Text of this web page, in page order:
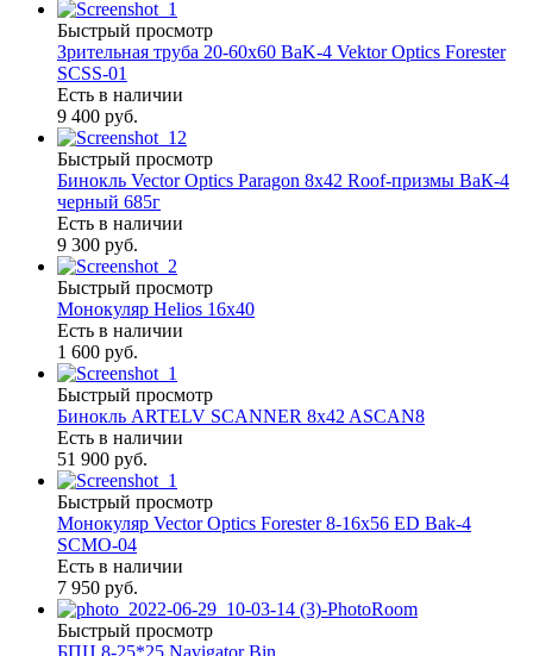
Быстрый просмотр
Зрительная труба 20-60х60 BaK-4 Vektor Optics Forester
SCSS-01
Есть в наличии
9 400 руб.
Быстрый просмотр
Бинокль Vector Optics Paragon 8x42 Roof-призмы ВaК-4
черный 685г
Есть в наличии
9 300 руб.
Быстрый просмотр
Монокуляр Helios 16х40
Есть в наличии
1 600 руб.
Быстрый просмотр
Бинокль ARTELV SCANNER 8x42 ASCAN8
Есть в наличии
51 900 руб.
Быстрый просмотр
Монокуляр Vector Optics Forester 8-16х56 ED Bak-4
SCMO-04
Есть в наличии
7 950 руб.
Быстрый просмотр